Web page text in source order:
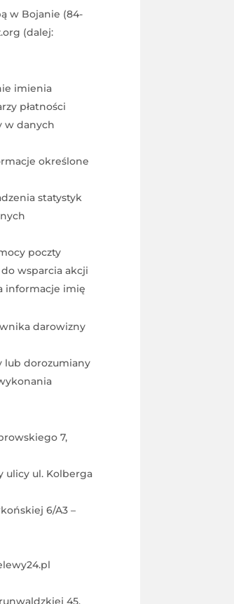
w Bojanie (84-
(dalej:
imienia
płatności
w danych
określone
statystyk
poczty
wsparcia akcji
informacje imię
darowizny
lub dorozumiany
7,
ulicy ul. Kolberga
6/A3 –
45.